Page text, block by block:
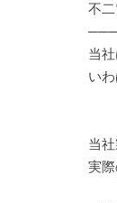
不
当
い
当
実